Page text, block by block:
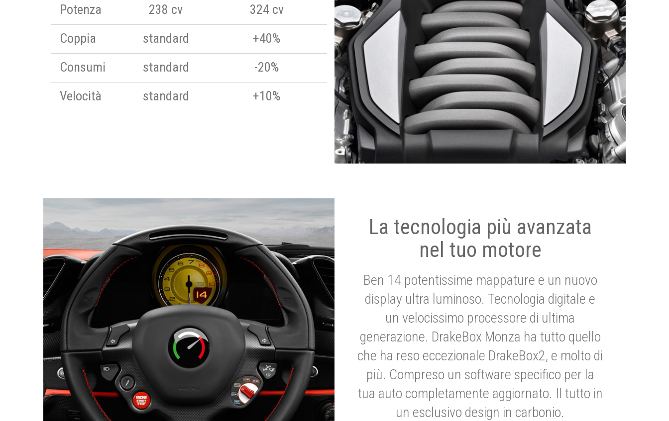
Potenza
238 cv
324 cv
Coppia
standard
+40%
Consumi
standard
-20%
Velocità
standard +10%
La tecnologia più avanzata
nel tuo motore
Ben 14 potentissime mappature e un nuovo
display ultra luminoso. Tecnologia digitale e
un velocissimo processore di ultima
generazione. DrakeBox Monza ha tutto quello
che ha reso eccezionale DrakeBox2, e molto di
più. Compreso un software specifico per la
tua auto completamente aggiornato. Il tutto in
un esclusivo design in carbonio.